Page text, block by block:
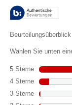
Bewertungen